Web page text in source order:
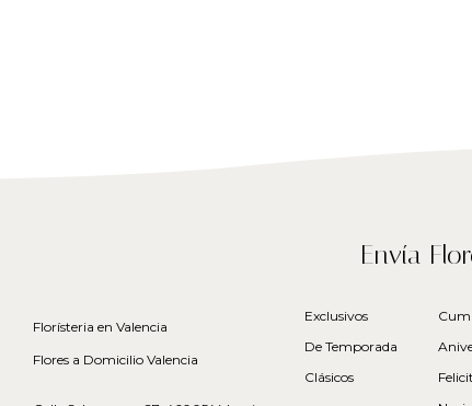
Florísteria en Valencia
Flores a Domicilio Valencia
Envía
Exclusivos
De Temporada
Clásicos